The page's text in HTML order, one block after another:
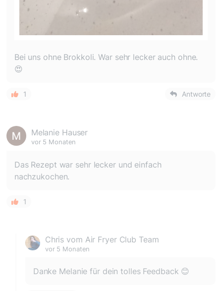
Bei uns ohne Brokkoli. War sehr lecker auch ohne.
😍
1 Antworte
Melanie Hauser
vor 5 Monaten
Das Rezept war sehr lecker und einfach
nachzukochen.
1
Chris vom Air Fryer Club Team
vor 5 Monaten
Danke Melanie für dein tolles Feedback 😊